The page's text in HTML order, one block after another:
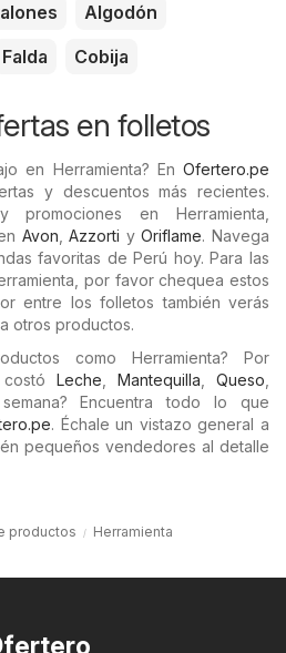
Algodón
Falda Cobija
en folletos
en Herramienta? En Ofertero.pe
y descuentos más recientes.
promociones en Herramienta,
Avon ,Azzorti yOriflame. Navega
favoritas de Perú hoy. Para las
por favor chequea estos
entre los folletos también verás
otros productos.
como Herramienta? Por
Leche Mantequilla Queso
Encuentra todo lo que
. Échale un vistazo general a
pequeños vendedores al detalle
productos Herramienta